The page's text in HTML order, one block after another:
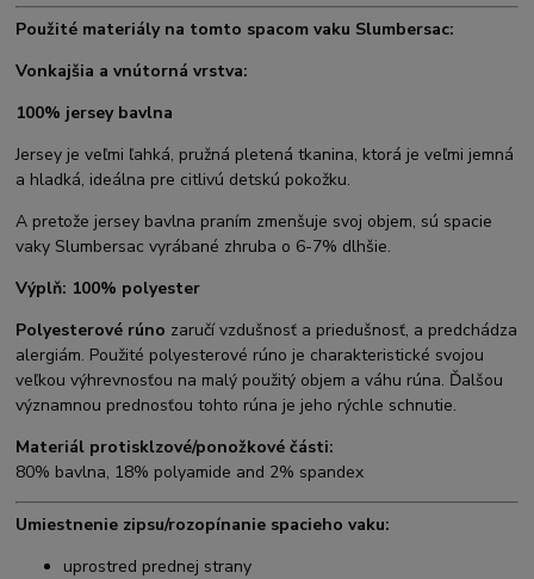
Použité materiály na tomto spacom vaku Slumbersac:
Vonkajšia a vnútorná vrstva:
100% jersey bavlna
Jersey je veľmi ľahká, pružná pletená tkanina, ktorá je veľmi jemná
a hladká, ideálna pre citlivú detskú pokožku.
A pretože jersey bavlna praním zmenšuje svoj objem, sú spacie
vaky Slumbersac vyrábané zhruba o 6-7% dlhšie.
Výplň: 100% polyester
Polyesterové rúno zaručí vzdušnosť a priedušnosť, a predchádza
alergiám. Použité polyesterové rúno je charakteristické svojou
veľkou výhrevnosťou na malý použitý objem a váhu rúna. Ďalšou
významnou prednosťou tohto rúna je jeho rýchle schnutie.
Materiál protisklzové/ponožkové části:
80% bavlna, 18% polyamide and 2% spandex
Umiestnenie zipsu/rozopínanie spacieho vaku:
uprostred prednej strany